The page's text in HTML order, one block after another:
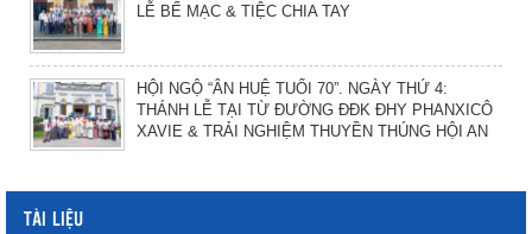
LỄ BẾ MẠC & TIỆC CHIA TAY
HỘI NGỘ “ÂN HUỆ TUỔI 70”. NGÀY THỨ 4:
THÁNH LỄ TẠI TỪ ĐƯỜNG ĐĐK ĐHY PHANXICÔ
XAVIE & TRẢI NGHIỆM THUYỀN THÚNG HỘI AN
TÀI LIỆU